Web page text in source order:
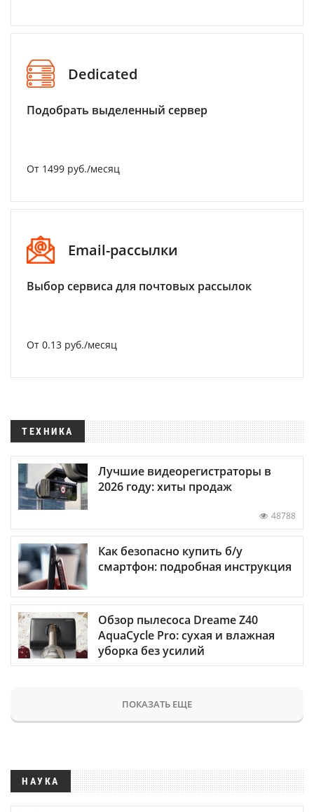
Dedicated
Подобрать выделенный сервер
От 1499 руб./месяц
Email-рассылки
Выбор сервиса для почтовых рассылок
От 0.13 руб./месяц
ТЕХНИКА
Лучшие видеорегистраторы в
2026 году: хиты продаж
48788
Как безопасно купить б/у
смартфон: подробная инструкция
Обзор пылесоса Dreame Z40
AquaCycle Pro: сухая и влажная
уборка без усилий
ПОКАЗАТЬ ЕЩЕ
НАУКА